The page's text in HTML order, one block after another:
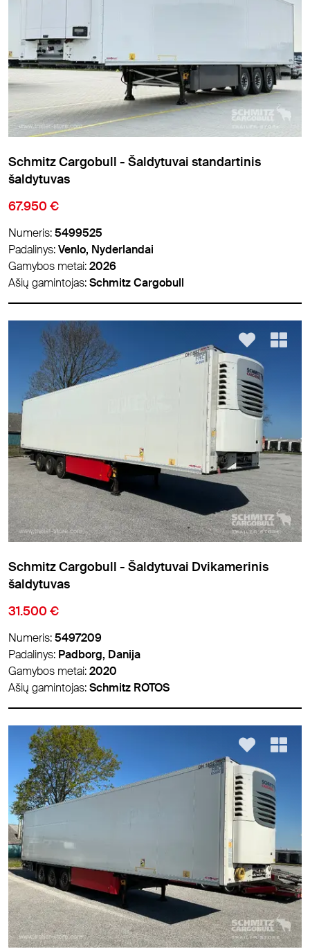
Schmitz Cargobull - Šaldytuvai standartinis
šaldytuvas
67.950 €
Numeris:5499525
Padalinys:Venlo, Nyderlandai
Gamybos metai:2026
Ašių gamintojas:Schmitz Cargobull
Schmitz Cargobull - Šaldytuvai Dvikamerinis
šaldytuvas
31.500 €
Numeris:5497209
Padalinys: Padborg, Danija
Gamybos metai:2020
Ašių gamintojas:Schmitz ROTOS